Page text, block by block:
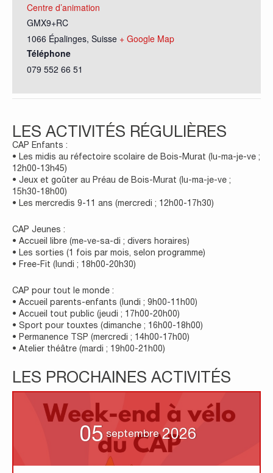
Centre d’animation
GMX9+RC
1066 Épalinges, Suisse + Google Map
Téléphone
079 552 66 51
LES ACTIVITÉS RÉGULIÈRES
CAP Enfants :
• Les midis au réfectoire scolaire de Bois-Murat (lu-ma-je-ve ;
12h00-13h45)
• Jeux et goûter au Préau de Bois-Murat (lu-ma-je-ve ;
15h30-18h00)
• Les mercredis 9-11 ans (mercredi ; 12h00-17h30)
CAP Jeunes :
• Accueil libre (me-ve-sa-di ; divers horaires)
• Les sorties (1 fois par mois, selon programme)
• Free-Fit (lundi ; 18h00-20h30)
CAP pour tout le monde :
• Accueil parents-enfants (lundi ; 9h00-11h00)
• Accueil tout public (jeudi ; 17h00-20h00)
• Sport pour touxtes (dimanche ; 16h00-18h00)
• Permanence TSP (mercredi ; 14h00-17h00)
• Atelier théâtre (mardi ; 19h00-21h00)
LES PROCHAINES ACTIVITÉS
05 septembre 2026